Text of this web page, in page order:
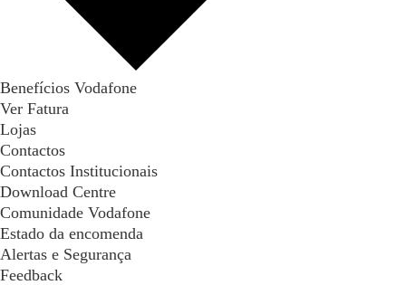
Benefícios Vodafone
Ver Fatura
Lojas
Contactos
Contactos Institucionais
Download Centre
Comunidade Vodafone
Estado da encomenda
Alertas e Segurança
Feedback